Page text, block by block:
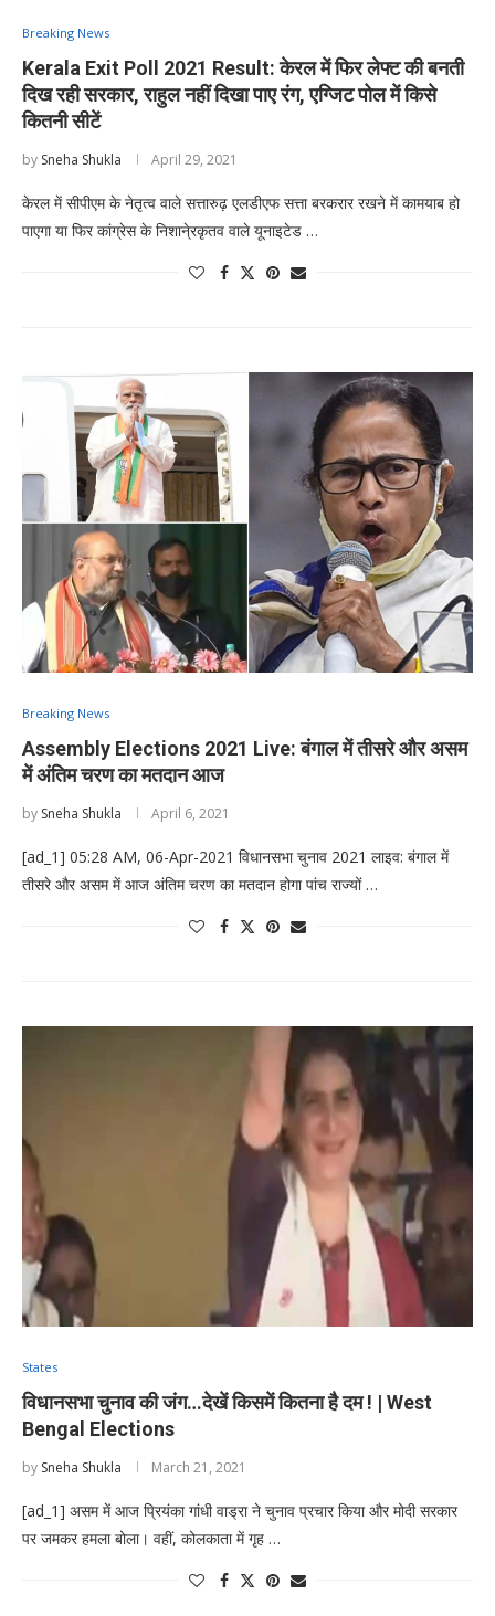
Breaking News
Kerala Exit Poll 2021 Result: केरल में फिर लेफ्ट की बनती
दिख रही सरकार, राहुल नहीं दिखा पाए रंग, एग्जिट पोल में किसे
कितनी सीटें
by Sneha Shukla April 29, 2021
केरल में सीपीएम के नेतृत्व वाले सत्तारुढ़ एलडीएफ सत्ता बरकरार रखने में कामयाब हो
पाएगा या फिर कांग्रेस के निशाने्रकृतव वाले यूनाइटेड …
Breaking News
Assembly Elections 2021 Live: बंगाल में तीसरे और असम
में अंतिम चरण का मतदान आज
by Sneha Shukla April 6, 2021
[ad_1] 05:28 AM, 06-Apr-2021 विधानसभा चुनाव 2021 लाइव: बंगाल में
तीसरे और असम में आज अंतिम चरण का मतदान होगा पांच राज्यों …
States
विधानसभा चुनाव की जंग…देखें किसमें कितना है दम ! | West
Bengal Elections
by Sneha Shukla March 21, 2021
[ad_1] असम में आज प्रियंका गांधी वाड्रा ने चुनाव प्रचार किया और मोदी सरकार
पर जमकर हमला बोला। वहीं, कोलकाता में गृह …